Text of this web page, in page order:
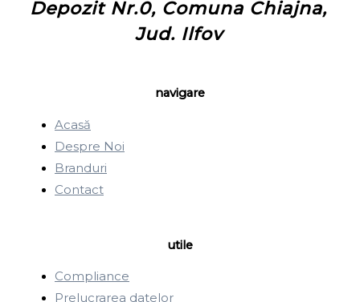
Depozit Nr.0, Comuna Chiajna,
Jud. Ilfov
navigare
Acasă
Despre Noi
Branduri
Contact
utile
Compliance
Prelucrarea datelor